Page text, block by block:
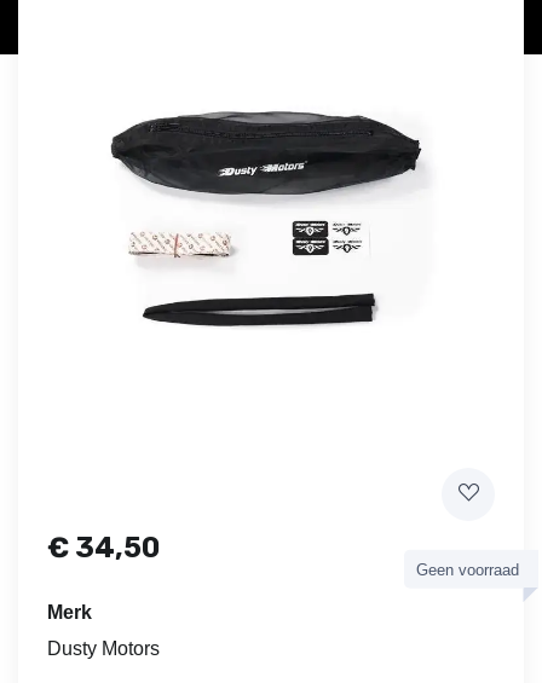
€ 34,50
Geen voorraad
Merk
Dusty Motors